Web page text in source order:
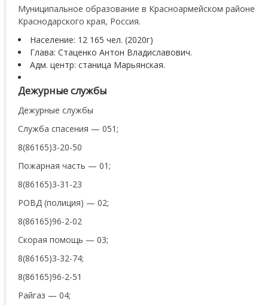
Муниципальное образование в Красноармейском районе
Краснодарского края, Россия.
Население: 12 165 чел. (2020г)
Глава: Стаценко Антон Владиславович.
Адм. центр: станица Марьянская.
Дежурные службы
Дежурные службы
Служба спасения — 051;
8(86165)3-20-50
Пожарная часть — 01;
8(86165)3-31-23
РОВД (полиция) — 02;
8(86165)96-2-02
Скорая помощь — 03;
8(86165)3-32-74;
8(86165)96-2-51
Райгаз — 04;